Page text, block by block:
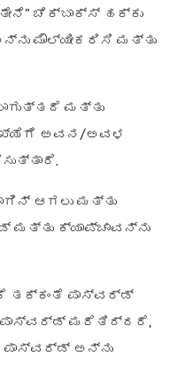
ಚೆಕ್‌ಬಾಕ್ಸ್ ಹಕ್ಕು
ಮೌಲ್ಯೀಕರಿಸಿ ಮತ್ತು
ಮತ್ತು
ಅವನ/ಅವಳ
ಆಗಲು ಮತ್ತು
ಮತ್ತು ಕ್ಯಾಪ್ಚಾವನ್ನು
ತಕ್ಕಂತೆ ಪಾಸ್‌ವರ್ಡ್
ಪಾಸ್‌ವರ್ಡ್ ಮರೆತಿದ್ದರೆ,
ಪಾಸ್‌ವರ್ಡ್ ಅನ್ನು